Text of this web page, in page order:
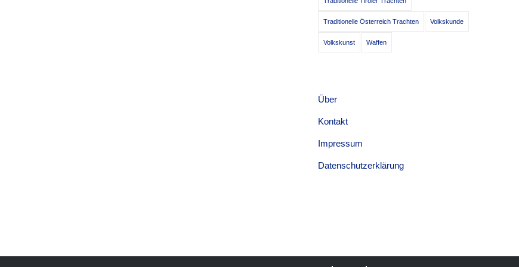
Traditionelle Österreich Trachten Volkskunde
Volkskunst Waffen
Über
Kontakt
Impressum
Datenschutzerklärung